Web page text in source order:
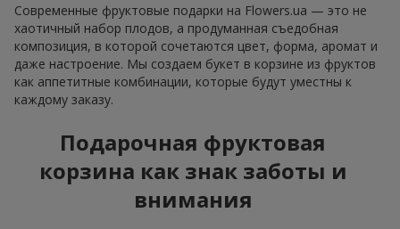
Современные фруктовые подарки на Flowers.ua — это не
хаотичный набор плодов, а продуманная съедобная
композиция, в которой сочетаются цвет, форма, аромат и
даже настроение. Мы создаем букет в корзине из фруктов
как аппетитные комбинации, которые будут уместны к
каждому заказу.
Подарочная фруктовая
корзина как знак заботы и
внимания